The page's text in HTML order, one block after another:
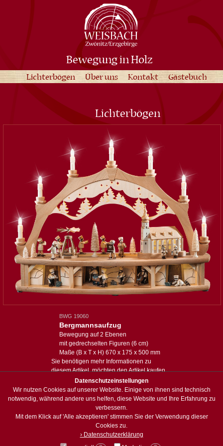
Datenschutzeinstellungen
Wir nutzen Cookies auf unserer Website. Einige von ihnen sind technisch
notwendig, während andere uns helfen, diese Website und Ihre Erfahrung zu
verbessern.
Mit dem Klick auf 'Alle akzeptieren' stimmen Sie der Verwendung dieser
Cookies zu.
› Datenschutzerklärung
Bewegung in Holz
Lichterbögen Über uns Kontakt Gästebuch
Lichterbögen
BWG 19060
Bergmannsaufzug
Bewegung auf 2 Ebenen
mit gedrechselten Figuren (6 cm)
Maße (B x T x H) 670 x 175 x 500 mm
Sie benötigen mehr Informationen zu
diesem Artikel, möchten den Artikel kaufen
oder haben eine spezielle Anfrage:
Anfrage zum Artikel